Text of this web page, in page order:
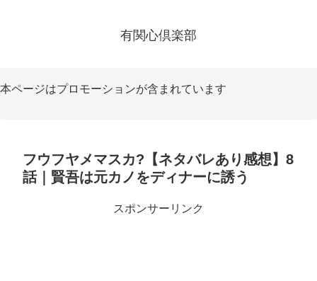
有関心倶楽部
本ページはプロモーションが含まれています
フウフヤメマスカ?【ネタバレあり感想】8
話｜賢吾は元カノをディナーに誘う
スポンサーリンク